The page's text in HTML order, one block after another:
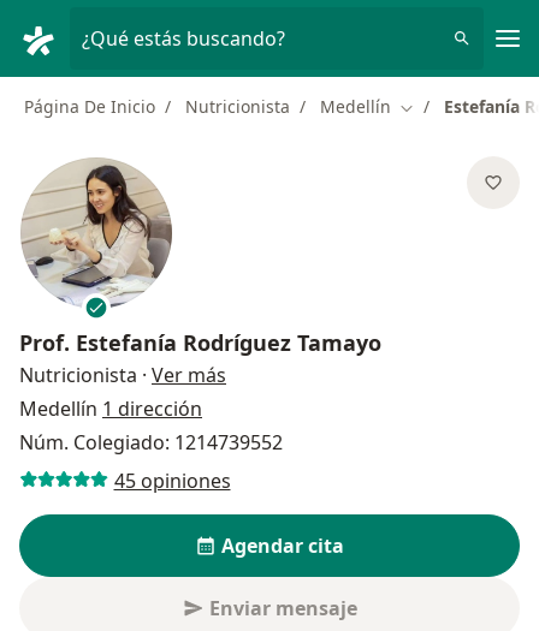
¿Qué estás buscando?
Página De Inicio Nutricionista Medellín Cambiar de
Estefanía
Prof. Estefanía Rodríguez Tamayo
Nutricionista · Ver más
Medellín 1 dirección
Núm. Colegiado: 1214739552
45 opiniones
Agendar cita
Enviar mensaje